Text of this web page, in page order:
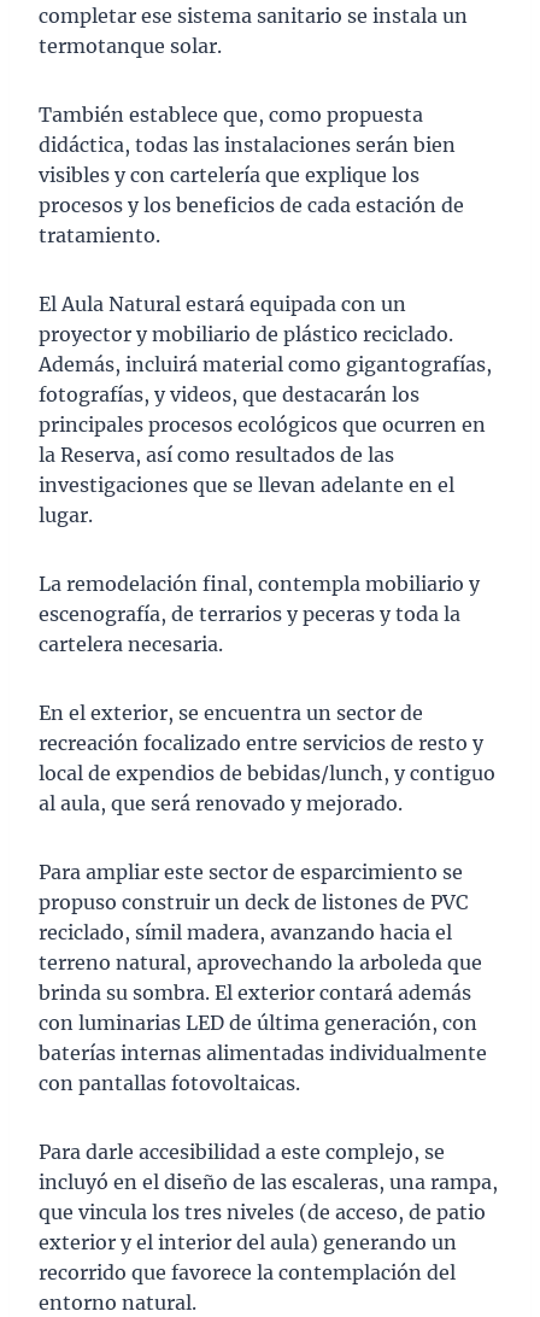
completar ese sistema sanitario se instala un
termotanque solar.
También establece que, como propuesta
didáctica, todas las instalaciones serán bien
visibles y con cartelería que explique los
procesos y los beneficios de cada estación de
tratamiento.
El Aula Natural estará equipada con un
proyector y mobiliario de plástico reciclado.
Además, incluirá material como gigantografías,
fotografías, y videos, que destacarán los
principales procesos ecológicos que ocurren en
la Reserva, así como resultados de las
investigaciones que se llevan adelante en el
lugar.
La remodelación final, contempla mobiliario y
escenografía, de terrarios y peceras y toda la
cartelera necesaria.
En el exterior, se encuentra un sector de
recreación focalizado entre servicios de resto y
local de expendios de bebidas/lunch, y contiguo
al aula, que será renovado y mejorado.
Para ampliar este sector de esparcimiento se
propuso construir un deck de listones de PVC
reciclado, símil madera, avanzando hacia el
terreno natural, aprovechando la arboleda que
brinda su sombra. El exterior contará además
con luminarias LED de última generación, con
baterías internas alimentadas individualmente
con pantallas fotovoltaicas.
Para darle accesibilidad a este complejo, se
incluyó en el diseño de las escaleras, una rampa,
que vincula los tres niveles (de acceso, de patio
exterior y el interior del aula) generando un
recorrido que favorece la contemplación del
entorno natural.